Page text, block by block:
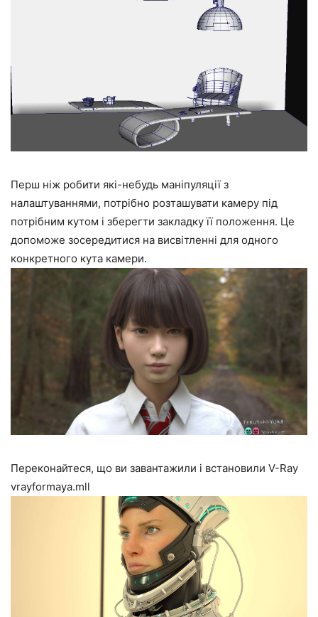
Перш ніж робити які-небудь маніпуляції з
налаштуваннями, потрібно розташувати камеру під
потрібним кутом і зберегти закладку її положення. Це
допоможе зосередитися на висвітленні для одного
конкретного кута камери.
Переконайтеся, що ви завантажили і встановили V-Ray
vrayformaya.mll